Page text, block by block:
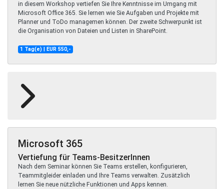
in diesem Workshop vertiefen Sie Ihre Kenntnisse im Umgang mit
Microsoft Office 365. Sie lernen wie Sie Aufgaben und Projekte mit
Planner und ToDo managemen können. Der zweite Schwerpunkt ist
die Organisation von Dateien und Listen in SharePoint.
1 Tag(e) | EUR 550,-
Microsoft 365
Vertiefung für Teams-BesitzerInnen
Nach dem Seminar können Sie Teams erstellen, konfigurieren,
Teammitgleider einladen und Ihre Teams verwalten. Zusätzlich
lernen Sie neue nützliche Funktionen und Apps kennen.